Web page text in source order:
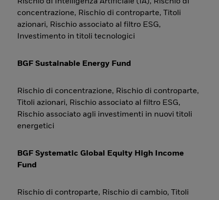
concentrazione, Rischio di controparte, Titoli
azionari, Rischio associato al filtro ESG,
Investimento in titoli tecnologici
BGF Sustainable Energy Fund
Rischio di concentrazione, Rischio di controparte,
Titoli azionari, Rischio associato al filtro ESG,
Rischio associato agli investimenti in nuovi titoli
energetici
BGF Systematic Global Equity High Income
Fund
Rischio di controparte, Rischio di cambio, Titoli